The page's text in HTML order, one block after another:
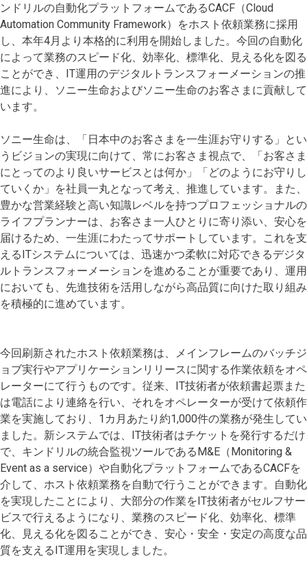
ンドリルの自動化プラットフォームであるCACF（Cloud
Automation Community Framework）をホスト依頼業務に採用
し、本年4月より本格的に利用を開始しました。今回の自動化
によって業務のスピード化、効率化、標準化、見える化を図る
ことができ、IT運用のデジタルトランスフォーメーションの推
進により、ソニー生命およびソニー生命のお客さまに貢献して
います。
ソニー生命は、「日本中のお客さまを一生涯お守りする」とい
うビジョンの実現に向けて、常にお客さま視点で、「お客さま
にとってのより良いサービスとは何か」「どのようにお守りし
ていくか」を社員一丸となって考え、推進しています。また、
豊かな営業経験と高い知識レベルを持つプロフェッショナルの
ライフプランナーは、お客さま一人ひとりに寄り添い、安心を
届けるため、一生涯にわたってサポートしています。これを支
えるITシステムについては、迅速かつ柔軟に対応できるデジタ
ルトランスフォーメーションを進めることが重要であり、運用
においても、先進技術を活用しながら高品質に向けた取り組み
を積極的に進めています。
今回刷新されたホスト依頼業務は、メインフレームのバッチジ
ョブ実行やアプリケーションリリースに関する作業依頼をオペ
レーターにて行うものです。従来、IT技術者が依頼書起票また
は電話により連絡を行い、それをオペレーターが受けて依頼作
業を実施しており、1カ月あたり約1,000件の業務が発生してい
ました。新システムでは、IT技術者はチケットを発行するだけ
で、キンドリルの統合監視ツールであるM&E（Monitoring &
Event as a service）や自動化プラットフォームであるCACFを
介して、ホスト依頼業務を自動で行うことができます。自動化
を実現したことにより、大部分の作業をIT技術者がセルフサー
ビスで行えるようになり、業務のスピード化、効率化、標準
化、見える化を図ることができ、安心・安全・安定の高度な品
質を支えるIT運用を実現しました。